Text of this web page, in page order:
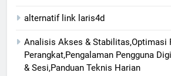
alternatif link laris4d
Analisis Akses & Stabilitas,Optimasi
Perangkat,Pengalaman Pengguna
& Sesi,Panduan Teknis Harian